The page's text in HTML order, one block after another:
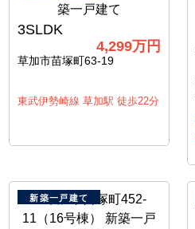
3SLDK
4,299万円
草加市苗塚町63-19
東武伊勢崎線 草加駅 徒歩22分
新築一戸建て